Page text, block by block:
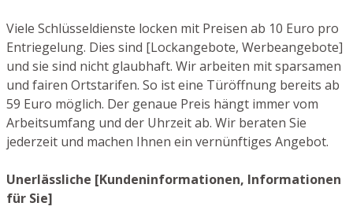
Viele Schlüsseldienste locken mit Preisen ab 10 Euro pro
Entriegelung. Dies sind [Lockangebote, Werbeangebote]
und sie sind nicht glaubhaft. Wir arbeiten mit sparsamen
und fairen Ortstarifen. So ist eine Türöffnung bereits ab
59 Euro möglich. Der genaue Preis hängt immer vom
Arbeitsumfang und der Uhrzeit ab. Wir beraten Sie
jederzeit und machen Ihnen ein vernünftiges Angebot.
Unerlässliche [Kundeninformationen, Informationen
für Sie]